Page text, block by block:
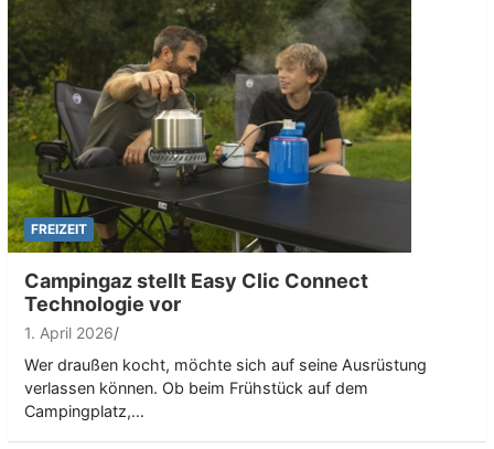
FREIZEIT
Campingaz stellt Easy Clic Connect
Technologie vor
1. April 2026
Wer draußen kocht, möchte sich auf seine Ausrüstung
verlassen können. Ob beim Frühstück auf dem
Campingplatz,…